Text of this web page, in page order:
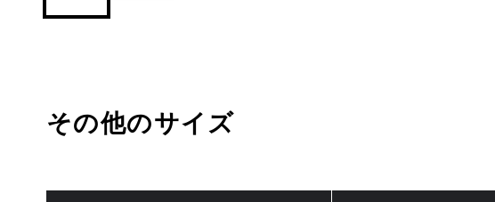
その他のサイズ